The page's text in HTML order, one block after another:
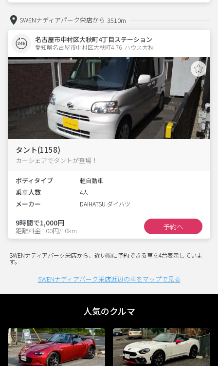
SWENナディアパーク栄店から 3510m
名古屋市中村区大秋町4丁目ステーション
愛知県名古屋市中村区大秋町4-76  ハウス大秋
タント(1158)
カーシェアでタントが登場！
ボディタイプ 軽自動車
乗車人数 4人
メーカー DAIHATSU ダイハツ
9時間で1,000円
距離料金 100円/10km 予約へ
SWENナディアパーク栄店から、近い順に予約できる車を4台表示していま
す。
SWENナディアパーク栄店近辺の車をマップで見る
人気のクルマ